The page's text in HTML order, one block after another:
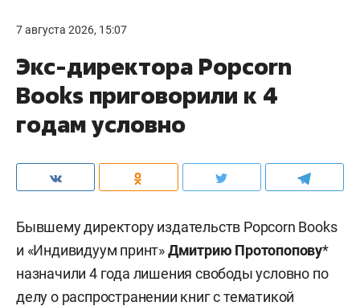
7 августа 2026, 15:07
Экс-директора Popcorn
Books приговорили к 4
годам условно
Бывшему директору издательств Popcorn Books
и «Индивидуум принт»Дмитрию Протопопову*
назначили 4 года лишения свободы условно по
делу о распространении книг с тематикой